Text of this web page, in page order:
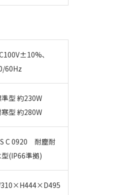
､
60Hz
準型 約230W
型 約280W
C 0920 耐塵耐
(IP66準拠)